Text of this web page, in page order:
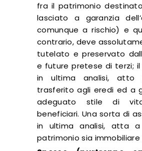
fra il patrimonio
lasciato a garanzia
comunque a rischio) e
contrario, deve
tutelato e preservato
e future pretese di terzi;
in ultima analisi, atto
trasferito agli eredi ed a
adeguato stile di
beneficiari. Una sorta di
in ultima analisi, atta
patrimonio sia immobiliare